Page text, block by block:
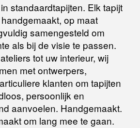
mogelijk terug, maar uiterlijkbinnen 14
.
u terecht op:
standaardtapijten. Elk tapijt
op maat
samengesteld om
als bij de visie te passen.
tot uw interieur, wij
met ontwerpers,
klanten om tapijten
persoonlijk en
aanvoelen. Handgemaakt.
om lang mee te gaan.